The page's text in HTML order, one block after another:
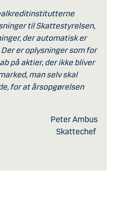
til Skattestyrelsen,
der automatisk er
er oplysninger som for
på aktier, der ikke bliver
man selv skal
for at årsopgørelsen
Peter Ambus
Skattechef